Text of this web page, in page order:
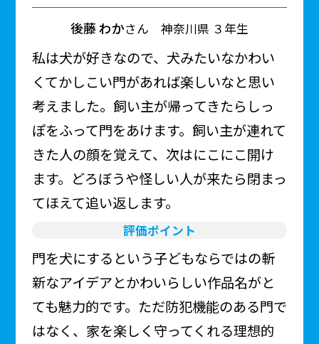
後藤 わかさん 神奈川県 ３年生
私は犬が好きなので、犬みたいなかわい
くてかしこい門があれば楽しいなと思い
考えました。飼い主が帰ってきたらしっ
ぽをふって門をあけます。飼い主が連れて
きた人の顔を覚えて、次はにこにこ開け
ます。どろぼうや怪しい人が来たら閉まっ
てほえて追い返します。
評価ポイント
門を犬にするという子どもならではの斬
新なアイデアとかわいらしい作品名がと
ても魅力的です。ただ防犯機能のある門で
はなく、家を楽しく守ってくれる理想的